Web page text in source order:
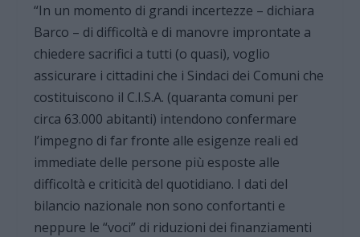
“In un momento di grandi incertezze – dichiara
Barco – di difficoltà e di manovre improntate a
chiedere sacrifici a tutti (o quasi), voglio
assicurare i cittadini che i Sindaci dei Comuni che
costituiscono il C.I.S.A. (quaranta comuni per
circa 63.000 abitanti) intendono confermare
l’impegno di far fronte alle esigenze reali ed
immediate delle persone più esposte alle
difficoltà e criticità del quotidiano. I dati del
bilancio nazionale non sono confortanti e
neppure le “voci” di riduzioni dei finanziamenti